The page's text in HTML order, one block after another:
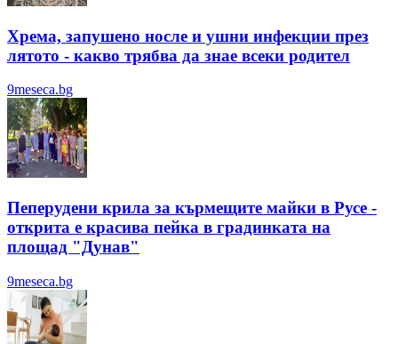
Хрема, запушено носле и ушни инфекции през
лятотo - какво трябва да знае всеки родител
9meseca.bg
Пеперудени крила за кърмещите майки в Русе -
открита е красива пейка в градинката на
площад "Дунав"
9meseca.bg